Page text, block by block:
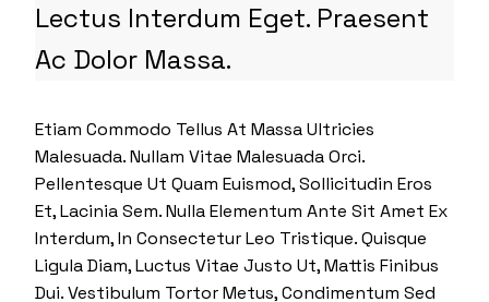
Lectus Interdum Eget. Praesent
Ac Dolor Massa.
Etiam Commodo Tellus At Massa Ultricies
Malesuada. Nullam Vitae Malesuada Orci.
Pellentesque Ut Quam Euismod, Sollicitudin Eros
Et, Lacinia Sem. Nulla Elementum Ante Sit Amet Ex
Interdum, In Consectetur Leo Tristique. Quisque
Ligula Diam, Luctus Vitae Justo Ut, Mattis Finibus
Dui. Vestibulum Tortor Metus, Condimentum Sed